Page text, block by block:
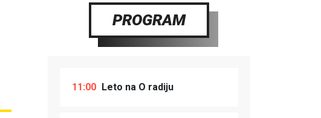
PROGRAM
11:00 Leto na O radiju